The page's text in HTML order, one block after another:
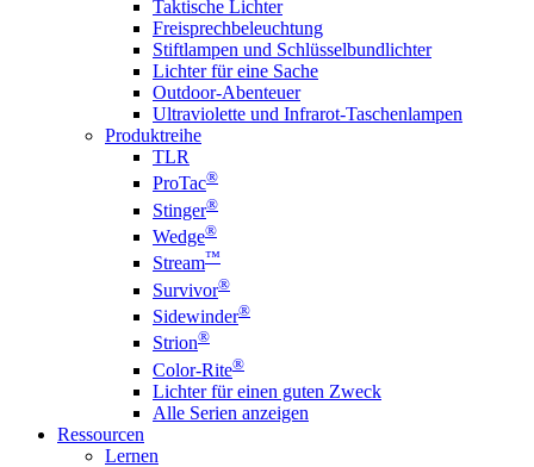
Taktische Lichter
Freisprechbeleuchtung
Stiftlampen und Schlüsselbundlichter
Lichter für eine Sache
Outdoor-Abenteuer
Ultraviolette und Infrarot-Taschenlampen
Produktreihe
TLR
ProTac®
Stinger®
Wedge®
Stream™
Survivor®
Sidewinder®
Strion®
Color-Rite®
Lichter für einen guten Zweck
Alle Serien anzeigen
Ressourcen
Lernen